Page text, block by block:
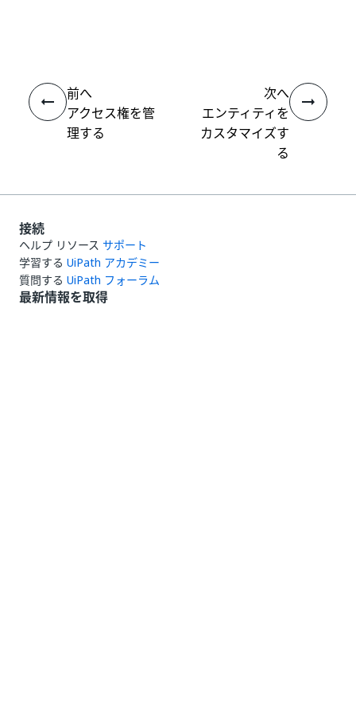
前へ
アクセス権を管
理する
次へ
エンティティを
カスタマイズす
る
接続
ヘルプ リソース サポート
学習する UiPath アカデミー
質問する UiPath フォーラム
最新情報を取得